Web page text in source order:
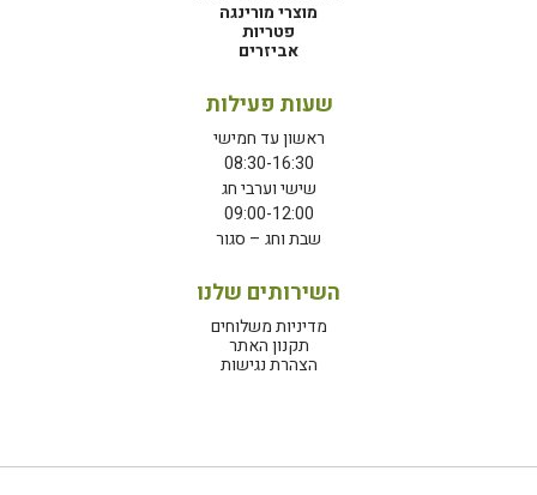
מוצרי מורינגה
פטריות
אביזרים
שעות פעילות
ראשון עד חמישי
08:30-16:30
שישי וערבי חג
09:00-12:00
שבת וחג – סגור
השירותים שלנו
מדיניות משלוחים
תקנון האתר
הצהרת נגישות